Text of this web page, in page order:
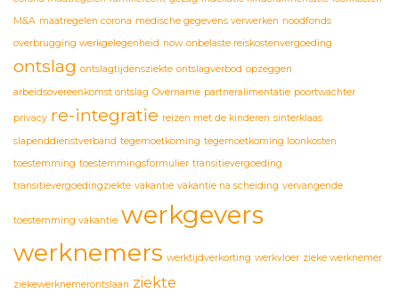
M&A maatregelen corona medische gegevens verwerken noodfonds
overbrugging werkgelegenheid now onbelaste reiskostenvergoeding
ontslag ontslagtijdensziekte ontslagverbod opzeggen
arbeidsovereenkomst ontslag Overname partneralimentatie poortwachter
privacy re-integratie reizen met de kinderen sinterklaas
slapenddienstverband tegemoetkoming tegemoetkoming loonkosten
toestemming toestemmingsformulier transitievergoeding
transitievergoedingziekte vakantie vakantie na scheiding vervangende
toestemming vakantie werkgevers
werknemers werktijdverkorting werkvloer zieke werknemer
ziekewerknemerontslaan ziekte